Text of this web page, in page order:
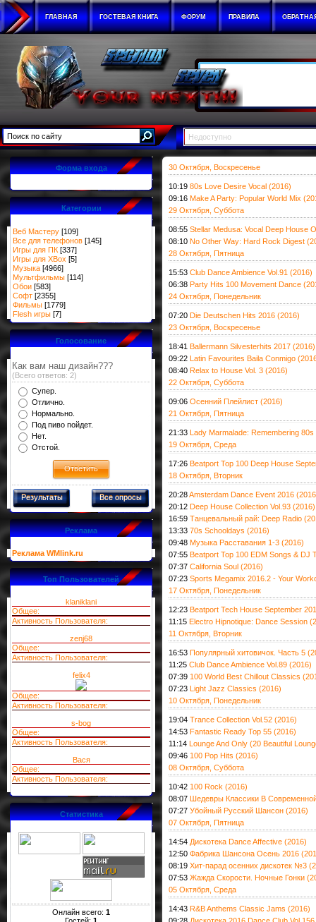
ГЛАВНАЯ ГОСТЕВАЯ КНИГА ФОРУМ ПРАВИЛА
Недоступно
Форма входа
Категории
Веб Мастеру [109]
Все для телефонов [145]
Игры для ПК [337]
Игры для XBox [5]
Музыка [4966]
Мультфильмы [114]
Обои [583]
Софт [2355]
Фильмы [1779]
Flesh игры [7]
Голосование
Как вам наш дизайн???
(Всего ответов: 2)
Супер.
Отлично.
Нормально.
Под пиво пойдет.
Нет.
Отстой.
Результаты Все опросы
Реклама
Реклама WMlink.ru
Топ Пользователей
klaniklani
Общее:
Активность Пользователя:
zenj68
Общее:
Активность Пользователя:
felix4
Общее:
Активность Пользователя:
s-bog
Общее:
Активность Пользователя:
Вася
Общее:
Активность Пользователя:
Статистика
Онлайн всего: 1
30 Октября, Воскресенье
10:19 80s Love Desire Vocal (2016)
09:16 Make A Party: Popular World Mix
29 Октября, Суббота
08:55 Stellar Medusa: Vocal Deep House
08:10 No Other Way: Hard Rock Digest
28 Октября, Пятница
15:53 Club Dance Ambience Vol.91 (2016)
06:38 Party Hits 100 Movement Dance
24 Октября, Понедельник
07:20 Die Deutschen Hits 2016 (2016)
23 Октября, Воскресенье
18:41 Ballermann Silvesterhits 2017 (2016)
09:22 Latin Favourites Baila Conmigo
08:40 Relax to House Vol. 3 (2016)
22 Октября, Суббота
09:06 Осенний Плейлист (2016)
21 Октября, Пятница
21:33 Lady Marmalade: Remembering 80s
19 Октября, Среда
17:26 Beatport Top 100 Deep House
18 Октября, Вторник
20:28Amsterdam Dance Event 2016
20:12 Deep House Collection Vol.93 (2016)
16:59 Танцевальный рай: Deep Radio
13:33 70s Schooldays (2016)
09:48 Музыка Расставания 1-3 (2016)
07:55 Beatport Top 100 EDM Songs & DJ
07:37 California Soul (2016)
07:23 Sports Megamix 2016.2 - Your
17 Октября, Понедельник
12:23 Beatport Tech House September
11:15 Electro Hipnotique: Dance Session
11 Октября, Вторник
16:53 Популярный хитовичок. Часть 5
11:25 Club Dance Ambience Vol.89 (2016)
07:39 100 World Best Chillout Classics
07:23 Light Jazz Classics (2016)
10 Октября, Понедельник
19:04 Trance Collection Vol.52 (2016)
14:53 Fantastic Ready Top 55 (2016)
11:14 Lounge And Only (20 Beautiful
09:46 100 Pop Hits (2016)
08 Октября, Суббота
10:42 100 Rock (2016)
08:07 Шедевры Классики В
07:27 Убойный Русский Шансон (2016)
07 Октября, Пятница
14:54 Дискотека Dance Affective (2016)
12:50 Фабрика Шансона Осень 2016
08:19 Хит-парад осенних дискотек №3
07:53 Жажда Скорости. Ночные Гонки
05 Октября, Среда
14:43 R&B Anthems Classic Jams (2016)